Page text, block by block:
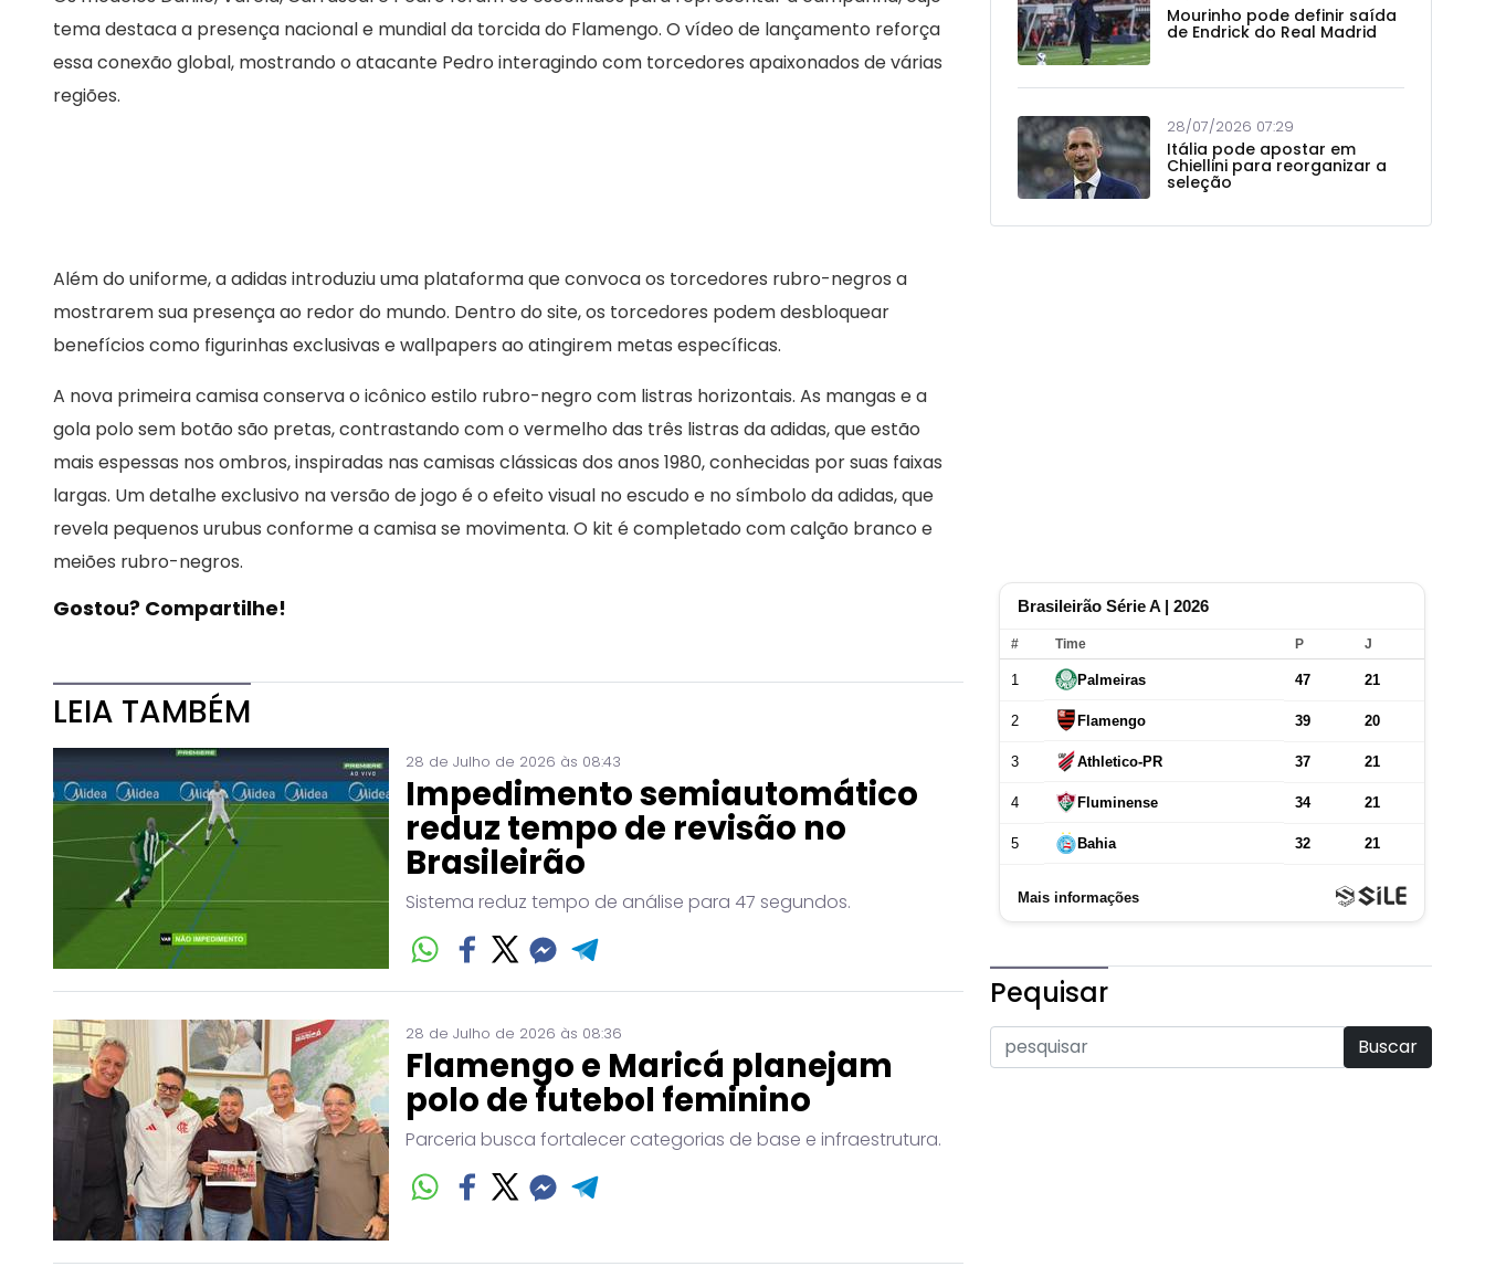
tema destaca a presença nacional e mundial da torcida do Flamengo. O vídeo de lançamento reforça
essa conexão global, mostrando o atacante Pedro interagindo com torcedores apaixonados de várias
regiões.
Além do uniforme, a adidas introduziu uma plataforma que convoca os torcedores rubro-negros a
mostrarem sua presença ao redor do mundo. Dentro do site, os torcedores podem desbloquear
benefícios como figurinhas exclusivas e wallpapers ao atingirem metas específicas.
A nova primeira camisa conserva o icônico estilo rubro-negro com listras horizontais. As mangas e a
gola polo sem botão são pretas, contrastando com o vermelho das três listras da adidas, que estão
mais espessas nos ombros, inspiradas nas camisas clássicas dos anos 1980, conhecidas por suas faixas
largas. Um detalhe exclusivo na versão de jogo é o efeito visual no escudo e no símbolo da adidas, que
revela pequenos urubus conforme a camisa se movimenta. O kit é completado com calção branco e
meiões rubro-negros.
Gostou? Compartilhe!
LEIA TAMBÉM
28 de Julho de 2026 às 08:43
Impedimento semiautomático
reduz tempo de revisão no
Brasileirão
Sistema reduz tempo de análise para 47 segundos.
28 de Julho de 2026 às 08:36
Flamengo e Maricá planejam
polo de futebol feminino
Parceria busca fortalecer categorias de base e infraestrutura.
Mourinho pode definir saída
de Endrick do Real Madrid
28/07/2026 07:29
Itália pode apostar em
Chiellini para reorganizar a
seleção
Pequisar